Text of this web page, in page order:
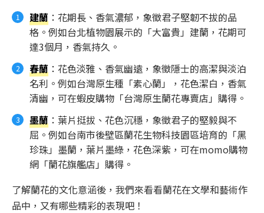
建蘭 ：花期長、香氣濃郁，象徵君子堅韌不拔的品
格。例如台北植物園展示的「大富貴」建蘭，花期可
達3個月，香氣持久。
春蘭 ：花色淡雅、香氣幽遠，象徵隱士的高潔與淡泊
名利。例如台灣原生種「素心蘭」，花色潔白，香氣
清幽，可在蝦皮購物「台灣原生蘭花專賣店」購得。
墨蘭 ：葉片挺拔、花色沉穩，象徵君子的堅毅與不
屈。例如台南市後壁區蘭花生物科技園區培育的「黑
珍珠」墨蘭，葉片墨綠，花色深紫，可在momo購物
網「蘭花旗艦店」購得。
了解蘭花的文化意涵後，我們來看看蘭花在文學和藝術作
品中，又有哪些精彩的表現吧！